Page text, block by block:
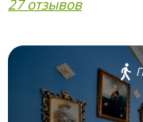
27 отзывов